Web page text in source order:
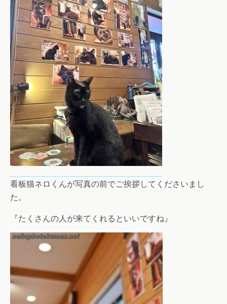
看板猫ネロくんが写真の前でご挨拶してくださいまし
た。
『たくさんの人が来てくれるといいですね』